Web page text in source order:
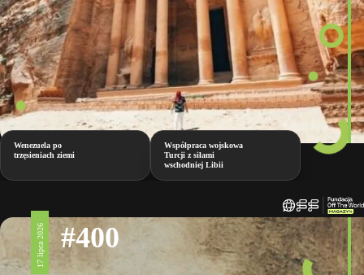
Wenezuela po
trzęsieniach ziemi
Współpraca wojskowa
Turcji z siłami
wschodniej Libii
17 lipca 2026 #400